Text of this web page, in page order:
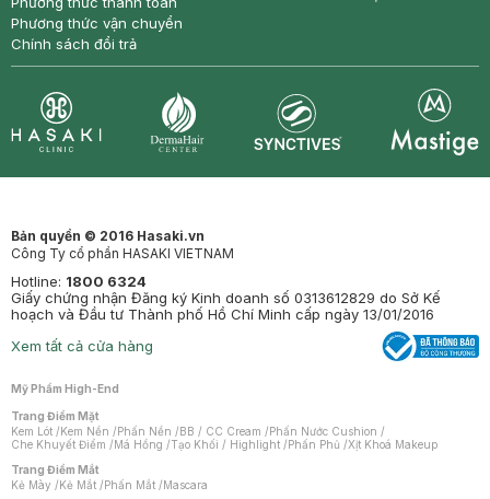
Phương thức vận chuyển
Chính sách đổi trả
Bản quyền © 2016 Hasaki.vn
Công Ty cổ phần HASAKI VIETNAM
Hotline: 1800 6324
Giấy chứng nhận Đăng ký Kinh doanh số 0313612829 do Sở Kế
hoạch và Đầu tư Thành phố Hồ Chí Minh cấp ngày 13/01/2016
Xem tất cả cửa hàng
Mỹ Phẩm High-End
Trang Điểm Mặt
Kem Lót /Kem Nền /Phấn Nền /BB / CC Cream /Phấn Nước Cushion /
Che Khuyết Điểm /Má Hồng /Tạo Khối / Highlight /Phấn Phủ /Xịt Khoá Makeup
Trang Điểm Mắt
Kẻ Mày /Kẻ Mắt /Phấn Mắt /Mascara